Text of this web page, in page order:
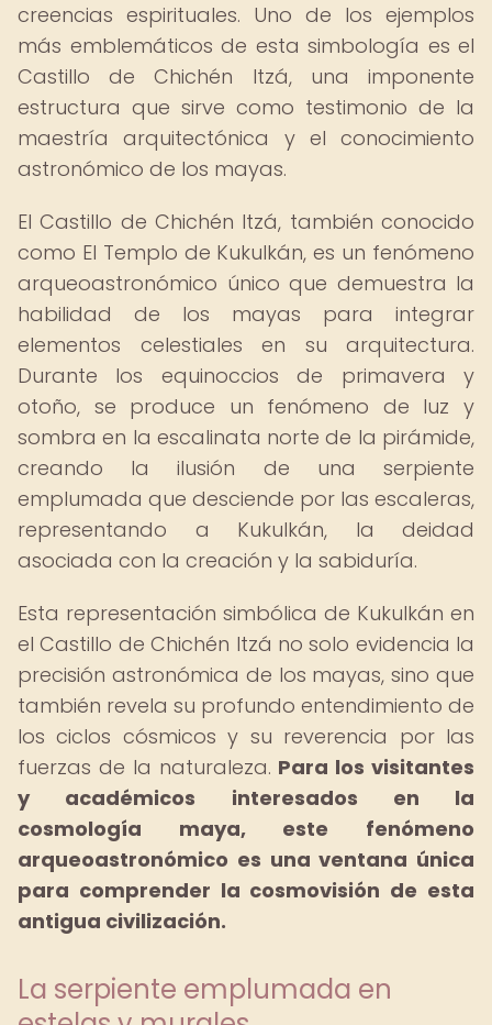
creencias espirituales. Uno de los ejemplos
más emblemáticos de esta simbología es el
Castillo de Chichén Itzá, una imponente
estructura que sirve como testimonio de la
maestría arquitectónica y el conocimiento
astronómico de los mayas.
El Castillo de Chichén Itzá, también conocido
como El Templo de Kukulkán, es un fenómeno
arqueoastronómico único que demuestra la
habilidad de los mayas para integrar
elementos celestiales en su arquitectura.
Durante los equinoccios de primavera y
otoño, se produce un fenómeno de luz y
sombra en la escalinata norte de la pirámide,
creando la ilusión de una serpiente
emplumada que desciende por las escaleras,
representando a Kukulkán, la deidad
asociada con la creación y la sabiduría.
Esta representación simbólica de Kukulkán en
el Castillo de Chichén Itzá no solo evidencia la
precisión astronómica de los mayas, sino que
también revela su profundo entendimiento de
los ciclos cósmicos y su reverencia por las
fuerzas de la naturaleza. Para los visitantes
y académicos interesados en la
cosmología maya, este fenómeno
arqueoastronómico es una ventana única
para comprender la cosmovisión de esta
antigua civilización.
La serpiente emplumada en